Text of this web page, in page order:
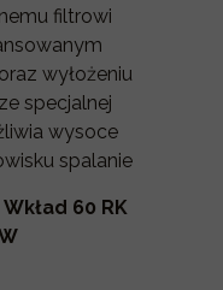
filtrowi
wyłożeniu
specjalnej
wysoce
spalanie
60 RK